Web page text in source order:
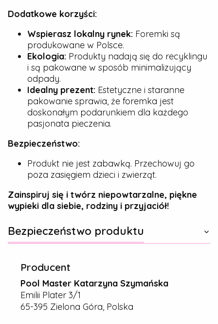
Dodatkowe korzyści:
Wspierasz lokalny rynek: Foremki są
produkowane w Polsce.
Ekologia: Produkty nadają się do recyklingu
i są pakowane w sposób minimalizujący
odpady.
Idealny prezent: Estetyczne i staranne
pakowanie sprawia, że foremka jest
doskonałym podarunkiem dla każdego
pasjonata pieczenia.
Bezpieczeństwo:
Produkt nie jest zabawką. Przechowuj go
poza zasięgiem dzieci i zwierząt.
Zainspiruj się i twórz niepowtarzalne, piękne
wypieki dla siebie, rodziny i przyjaciół!
Bezpieczeństwo produktu
Producent
Pool Master Katarzyna Szymańska
Emilii Plater 3/1
65-395 Zielona Góra, Polska